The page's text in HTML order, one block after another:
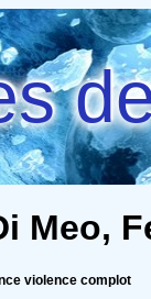
Meo,
violence complot